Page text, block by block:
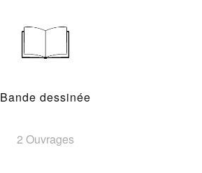
Bande dessinée
2 Ouvrages